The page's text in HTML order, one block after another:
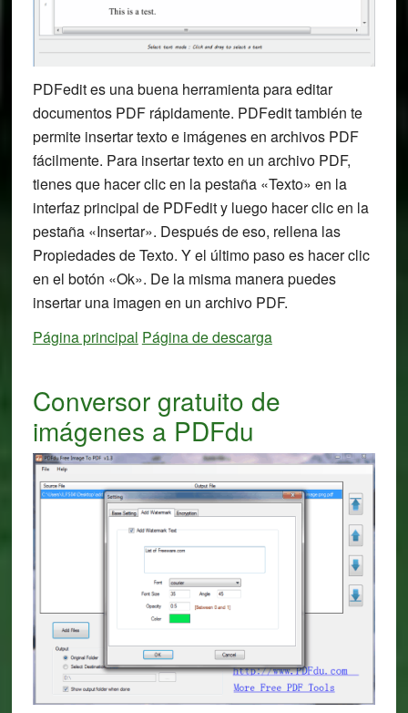
PDFedit es una buena herramienta para editar
documentos PDF rápidamente. PDFedit también te
permite insertar texto e imágenes en archivos PDF
fácilmente. Para insertar texto en un archivo PDF,
tienes que hacer clic en la pestaña «Texto» en la
interfaz principal de PDFedit y luego hacer clic en la
pestaña «Insertar». Después de eso, rellena las
Propiedades de Texto. Y el último paso es hacer clic
en el botón «Ok». De la misma manera puedes
insertar una imagen en un archivo PDF.
Página principal Página de descarga
Conversor gratuito de
imágenes a PDFdu